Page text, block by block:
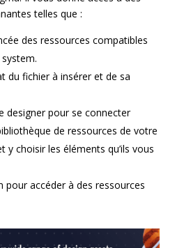
telles que :
des ressources compatibles
du fichier à insérer et de sa
designer pour se connecter
de ressources de votre
y choisir les éléments qu’ils vous
pour accéder à des ressources